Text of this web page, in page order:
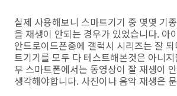
실제 사용해보니 스마트기기 중 몇몇 기
을 재생이 안되는 경우가 있었습니다. 아
안드로이드폰중에 갤럭시 시리즈는 잘
트기기를 모두 다 테스트해본것은 아니
부 스마트폰에서는 동영상이 잘 재생이
생각해야합니다. 사진이나 음악 재생은